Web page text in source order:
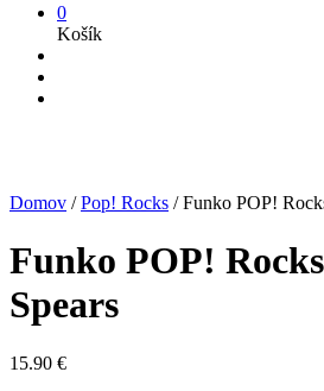
0
Košík
Domov / Pop! Rocks /Funko POP!
Funko POP!
Spears
15.90 €